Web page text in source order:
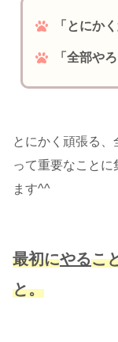
「とにか
「全部や
とにかく頑張る
って重要なこと
ます^^
最初にやるこ
と。